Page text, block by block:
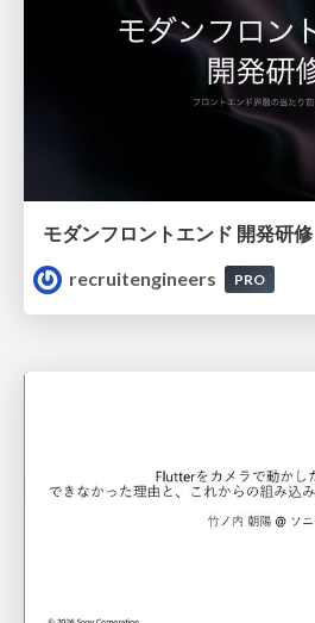
モダンフロントエンド 開発研修
recruitengineers
PRO